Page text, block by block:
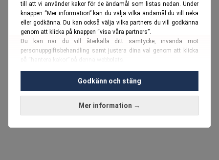
till att vi använder kakor för de ändamål som listas nedan. Under
knappen “Mer information” kan du välja vilka ändamål du vill neka
eller godkänna. Du kan också välja vilka partners du vill godkänna
genom att klicka på knappen “visa våra partners”.
Du kan när du vill återkalla ditt samtycke, invända mot
personuppgiftsbehandling samt justera dina val genom att klicka
på “hantera kakor” på denna webbplats.
Du kan fördjupa dig ytterligare i vårcookie-policy
Vi använder kakor och personuppgifter för dessa syften:
Nödvändiga cookies och liknande tekniker, anpassning av
Mer information →
Godkänn och stäng